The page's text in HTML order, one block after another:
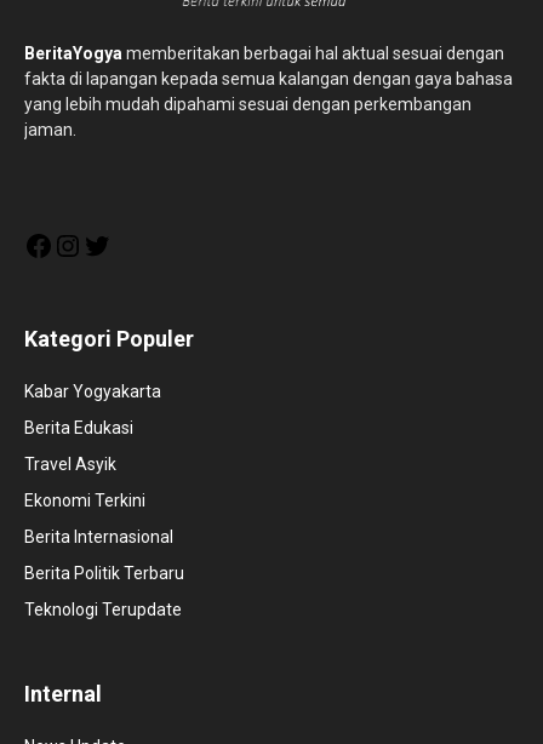
BeritaYogya memberitakan berbagai hal aktual sesuai dengan
fakta di lapangan kepada semua kalangan dengan gaya bahasa
yang lebih mudah dipahami sesuai dengan perkembangan
jaman.
FacebookInstagram
Kategori Populer
Kabar Yogyakarta
Berita Edukasi
Travel Asyik
Ekonomi Terkini
Berita Internasional
Berita Politik Terbaru
Teknologi Terupdate
Internal